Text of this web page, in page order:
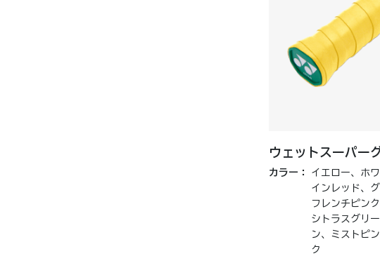
ウェットスーパー
カラー：
イエロー、ホ
インレッド、
フレンチピン
シトラスグリ
ン、ミストピ
ク